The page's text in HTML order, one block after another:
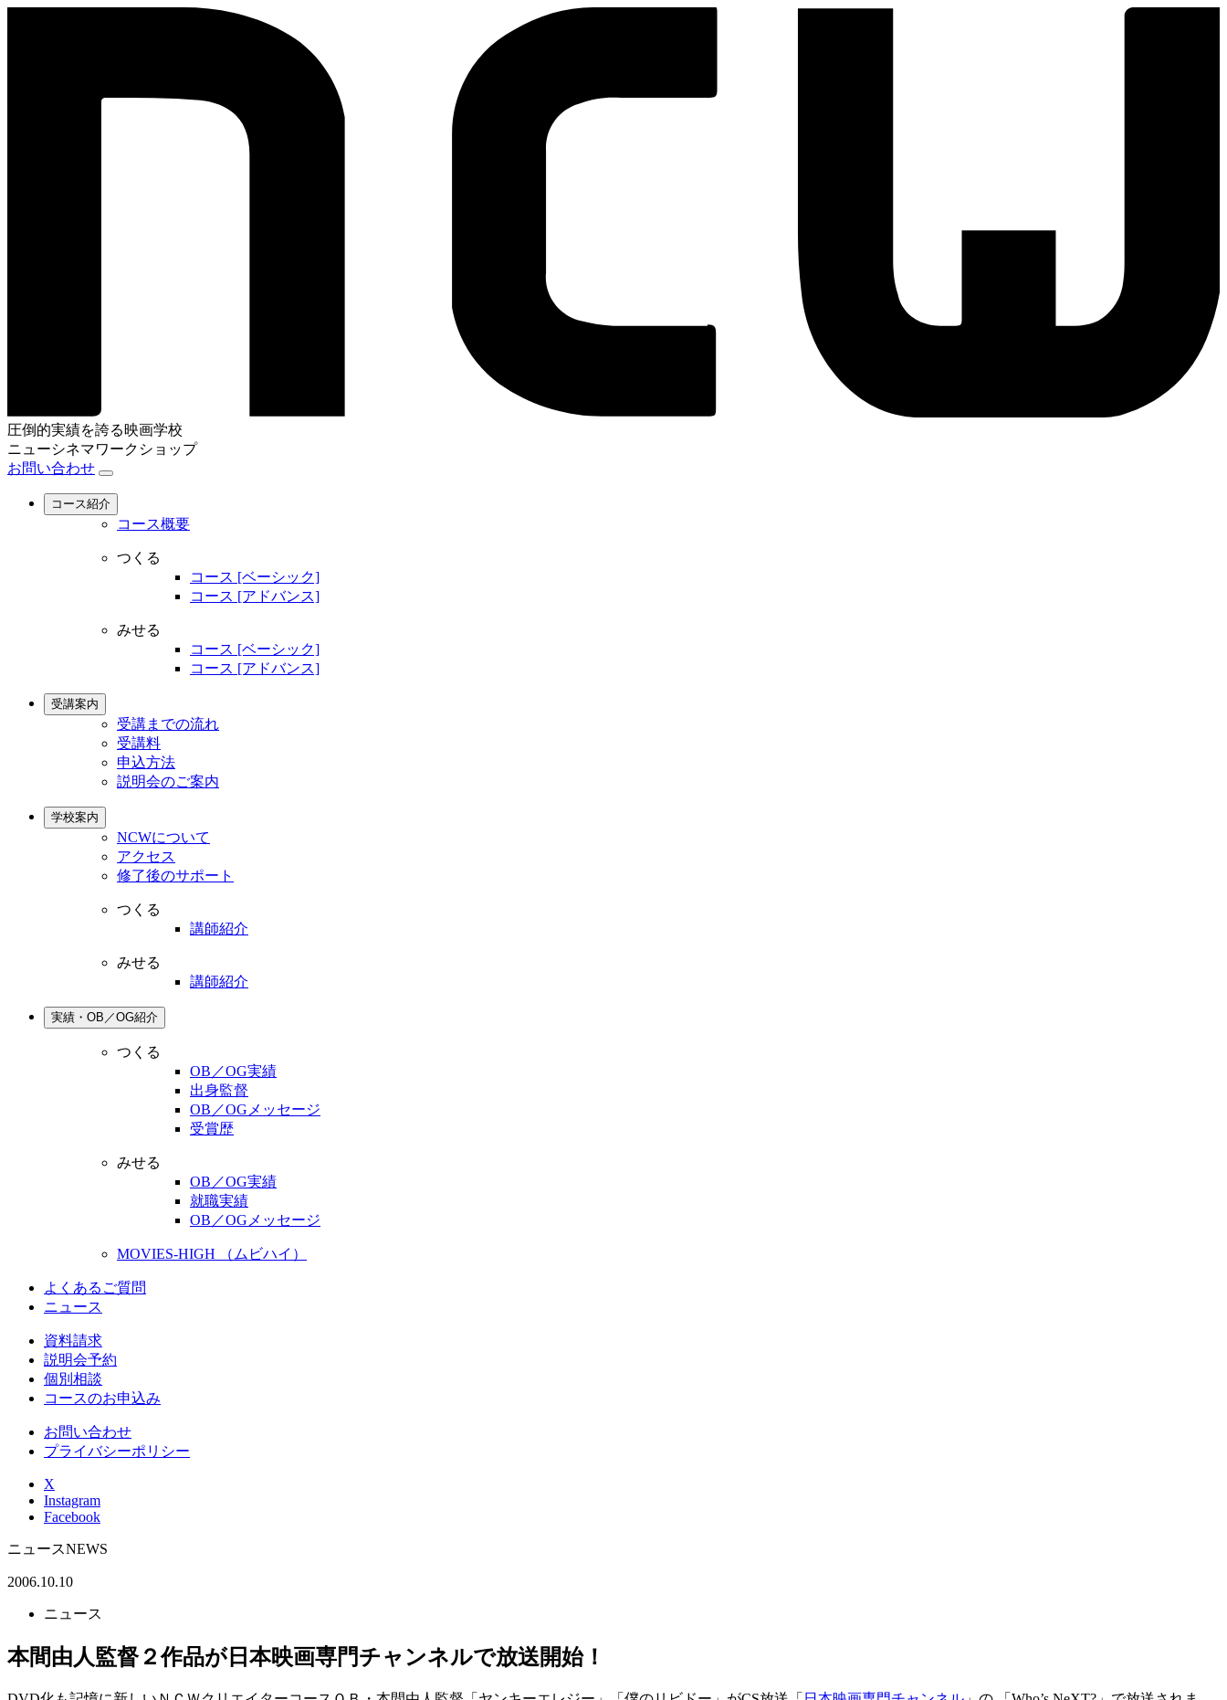
圧倒的実績を誇る映画学校
ニューシネマワークショップ
お問い合わせ
コース紹介
コース概要
つくる
コース [ベーシック]
コース [アドバンス]
みせる
コース [ベーシック]
コース [アドバンス]
受講案内
受講までの流れ
受講料
申込方法
説明会のご案内
学校案内
NCWについて
アクセス
修了後のサポート
つくる
講師紹介
みせる
講師紹介
実績・OB／OG紹介
つくる
OB／OG実績
出身監督
OB／OGメッセージ
受賞歴
みせる
OB／OG実績
就職実績
OB／OGメッセージ
MOVIES-HIGH （ムビハイ）
よくあるご質問
ニュース
資料請求
説明会予約
個別相談
コースのお申込み
お問い合わせ
プライバシーポリシー
X
Instagram
Facebook
ニュースNEWS
2006.10.10
ニュース
本間由人監督２作品が日本映画専門チャンネルで放送開始！